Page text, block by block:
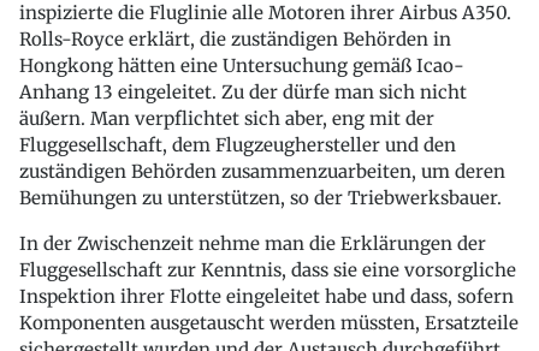
inspizierte die Fluglinie alle Motoren ihrer Airbus A350.
Rolls-Royce erklärt, die zuständigen Behörden in
Hongkong hätten eine Untersuchung gemäß Icao-
Anhang 13 eingeleitet. Zu der dürfe man sich nicht
äußern. Man verpflichtet sich aber, eng mit der
Fluggesellschaft, dem Flugzeughersteller und den
zuständigen Behörden zusammenzuarbeiten, um deren
Bemühungen zu unterstützen, so der Triebwerksbauer.
In der Zwischenzeit nehme man die Erklärungen der
Fluggesellschaft zur Kenntnis, dass sie eine vorsorgliche
Inspektion ihrer Flotte eingeleitet habe und dass, sofern
Komponenten ausgetauscht werden müssten, Ersatzteile